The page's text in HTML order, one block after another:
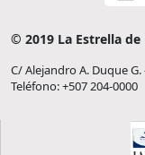
© 2019 La Estrella de
C/ Alejandro A. Duque
Teléfono: +507 204-0000